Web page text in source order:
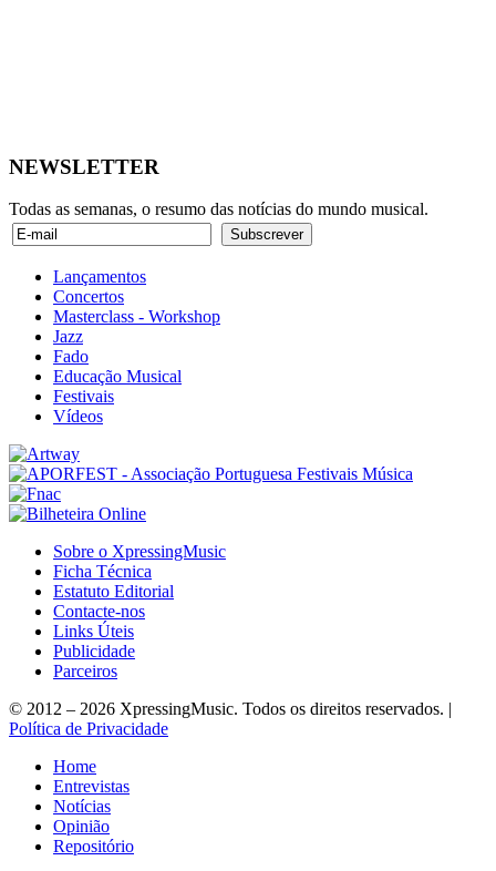
NEWSLETTER
Todas as semanas, o resumo das notícias do mundo musical.
Lançamentos
Concertos
Masterclass - Workshop
Jazz
Fado
Educação Musical
Festivais
Vídeos
Sobre o XpressingMusic
Ficha Técnica
Estatuto Editorial
Contacte-nos
Links Úteis
Publicidade
Parceiros
© 2012 – 2026 XpressingMusic. Todos os direitos reservados. |
Política de Privacidade
Home
Entrevistas
Notícias
Opinião
Repositório